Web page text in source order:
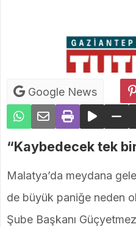
Google News
“Kaybedecek tek
Malatya’da meydana
de büyük paniğe neden
Şube Başkanı